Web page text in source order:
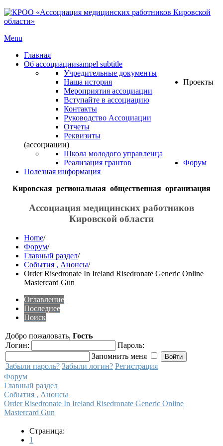
Menu
Главная
Об ассоциацииsampel subtitle
Учредительные документы
Наша история
Мероприятия ассоциации
Вступайте в ассоциацию
Контакты
Руководство Ассоциации
Отчеты
Реквизиты
Проекты
(ассоциации)
Школа молодого управленца
Реализация грантов
Форум
Полезная информация
Кировская региональная общественная организация
Ассоциация медицинских работников
Кировской области
Home/
Форум/
Главный раздел/
События , Анонсы/
Order Risedronate In Ireland Risedronate Generic Online
Mastercard Gun
Оглавление
Последнее
Поиск
Добро пожаловать, Гость
Логин:
Пароль:
Запомнить меня
Забыли пароль? Забыли логин? Регистрация
Форум
Главный раздел
События , Анонсы
Order Risedronate In Ireland Risedronate Generic Online
Mastercard Gun
Страница:
1